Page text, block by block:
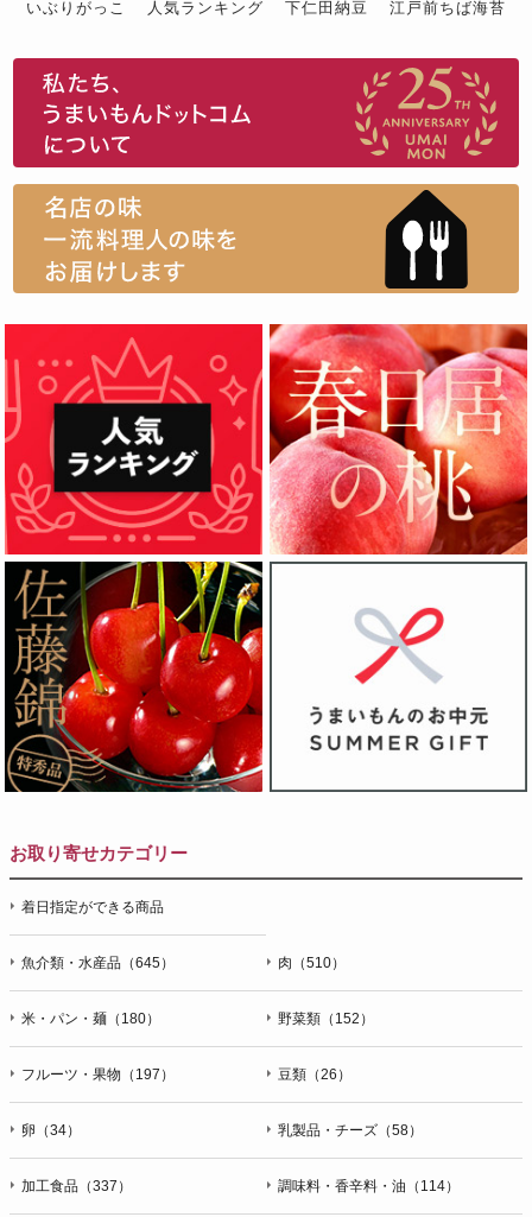
いぶりがっこ 人気ランキング 下仁田納豆
江戸前ちば海苔
お取り寄せカテゴリー
着日指定ができる商品
魚介類・水産品（645） 肉（510）
米・パン・麺（180） 野菜類（152）
フルーツ・果物（197） 豆類（26）
卵（34） 乳製品・チーズ（58）
加工食品（337） 調味料・香辛料・油（114）